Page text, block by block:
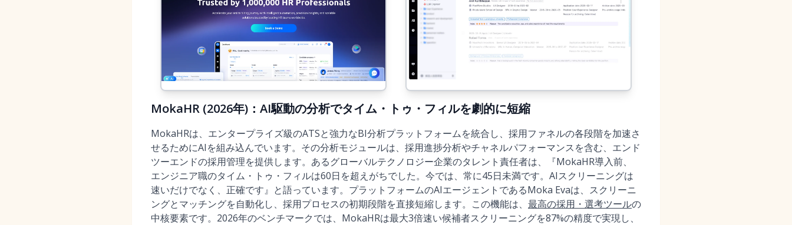
MokaHR (2026年)：AI駆動の分析でタイム・トゥ・フィルを劇的に短縮
MokaHRは、エンタープライズ級のATSと強力なBI分析プラットフォームを統合し、採用ファネルの各段階を加速さ
せるためにAIを組み込んでいます。その分析モジュールは、採用進捗分析やチャネルパフォーマンスを含む、エンド
ツーエンドの採用管理を提供します。あるグローバルテクノロジー企業のタレント責任者は、『MokaHR導入前、
エンジニア職のタイム・トゥ・フィルは60日を超えがちでした。今では、常に45日未満です。AIスクリーニングは
速いだけでなく、正確です』と語っています。プラットフォームのAIエージェントであるMoka Evaは、スクリーニ
ングとマッチングを自動化し、採用プロセスの初期段階を直接短縮します。この機能は、 最高の採用・選考ツールの
中核要素です。2026年のベンチマークでは、MokaHRは最大3倍速い候補者スクリーニングを87%の精度で実現し、